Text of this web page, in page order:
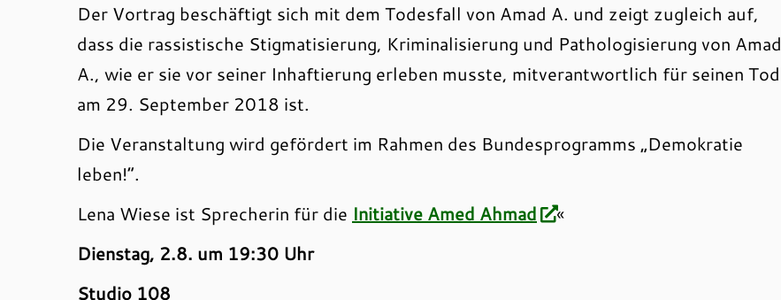
Der Vortrag beschäftigt sich mit dem Todesfall von Amad A. und zeigt zugleich auf,
dass die rassistische Stigmatisierung, Kriminalisierung und Pathologisierung von Amad
A., wie er sie vor seiner Inhaftierung erleben musste, mitverantwortlich für seinen Tod
am 29. September 2018 ist.
Die Veranstaltung wird gefördert im Rahmen des Bundesprogramms „Demokratie
leben!“.
Lena Wiese ist Sprecherin für die Initiative Amed Ahmad
«
Dienstag, 2.8. um 19:30 Uhr
Studio 108